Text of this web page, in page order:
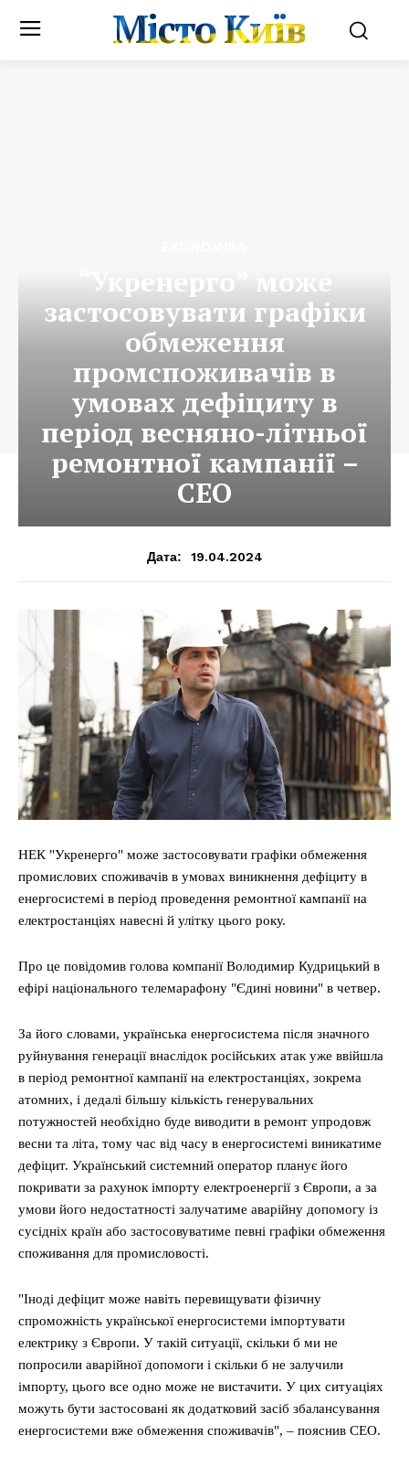
Місто Київ
“Укренерго” може
застосовувати графіки
обмеження
промспоживачів в
умовах дефіциту в
період весняно-літньої
ремонтної кампанії –
CEO
Дата: 19.04.2024
НЕК "Укренерго" може застосовувати графіки обмеження
промислових споживачів в умовах виникнення дефіциту в
енергосистемі в період проведення ремонтної кампанії на
електростанціях навесні й улітку цього року.
Про це повідомив голова компанії Володимир Кудрицький в
ефірі національного телемарафону "Єдині новини" в четвер.
За його словами, українська енергосистема після значного
руйнування генерації внаслідок російських атак уже ввійшла
в період ремонтної кампанії на електростанціях, зокрема
атомних, і дедалі більшу кількість генерувальних
потужностей необхідно буде виводити в ремонт упродовж
весни та літа, тому час від часу в енергосистемі виникатиме
дефіцит. Український системний оператор планує його
покривати за рахунок імпорту електроенергії з Європи, а за
умови його недостатності залучатиме аварійну допомогу із
сусідніх країн або застосовуватиме певні графіки обмеження
споживання для промисловості.
"Іноді дефіцит може навіть перевищувати фізичну
спроможність української енергосистеми імпортувати
електрику з Європи. У такій ситуації, скільки б ми не
попросили аварійної допомоги і скільки б не залучили
імпорту, цього все одно може не вистачити. У цих ситуаціях
можуть бути застосовані як додатковий засіб збалансування
енергосистеми вже обмеження споживачів", – пояснив CEO.